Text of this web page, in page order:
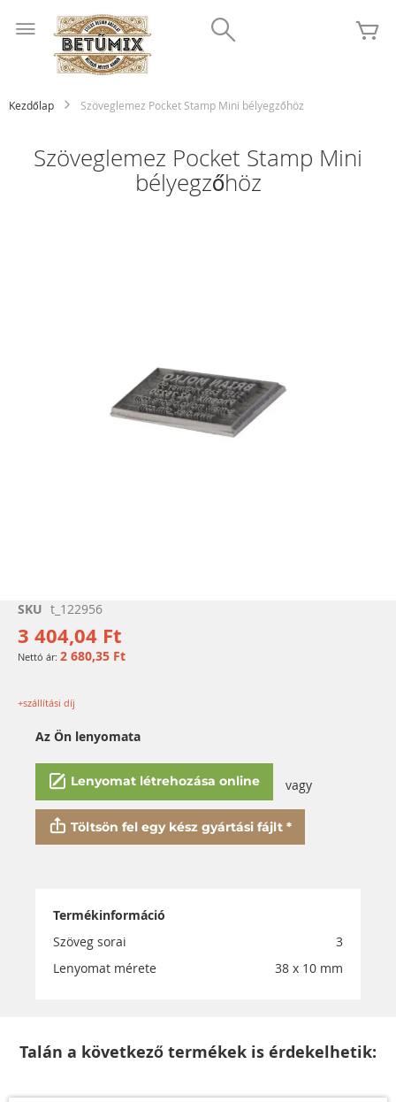
tartalomhoz
Kezdőlap Szöveglemez Pocket Stamp Mini bélyegzőhöz
Szöveglemez Pocket Stamp Mini
bélyegzőhöz
Ugrás
képgaléria
elejére
SKU t_122956
3 404,04 Ft
2 680,35 Ft
+szállítási díj
Az Ön lenyomata
Lenyomat létrehozása online vagy
Töltsön fel egy kész gyártási fájlt *
Termékinformáció
Szöveg sorai
3
Lenyomat mérete
38 x 10 mm
Talán a következő termékek is érdekelhetik: